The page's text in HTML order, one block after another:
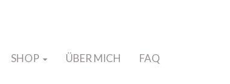
SHOP ÜBER MICH FAQ